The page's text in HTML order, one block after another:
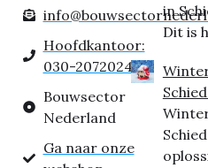
Hoofdkantoor:
030-2072024
Bouwsector
Nederland
Ga naar onze
in
Dit is